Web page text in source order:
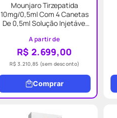
Mounjaro Tirzepatida
10mg/0,5ml Com 4 Canetas
De 0,5ml Solução Injetável
A partir de
R$ 2.699,00
R$ 3.210,85 (sem desconto)
Comprar